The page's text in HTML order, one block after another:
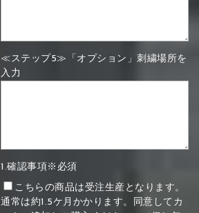
≪ステップ5≫「オプション」刺繍場所を
入力
1.確認事項※必須
こちらの商品は受注生産となります。
通常は約1.5ケ月かかります。同意してカ